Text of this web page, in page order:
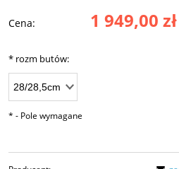
Cena: 1 949,00 zł
* rozm butów:
* - Pole wymagane